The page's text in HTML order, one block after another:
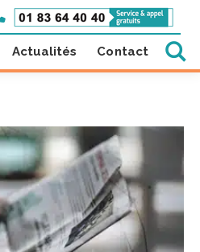
Actualités Contact